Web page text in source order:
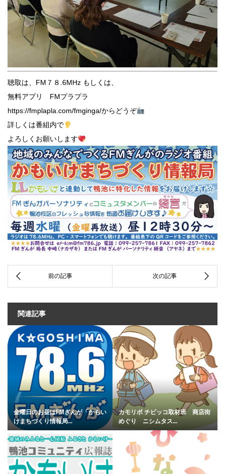
聴取は、FM７８.6MHz もしくは、
無料アプリ FMプラプラ
https://fmplapla.com/fmginga/からどうぞ
詳しくは番組内で
よろしくお願いします
関連記事
金曜日のお昼はFMぎんが「かもい
けまちづくり情報局...
カモリポ チビッコ取材班 商店街
めぐり ニシムタス...